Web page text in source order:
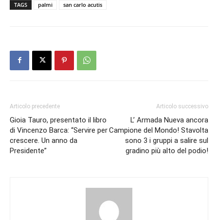
TAGS palmi san carlo acutis
Articolo precedente
Gioia Tauro, presentato il libro
di Vincenzo Barca: “Servire per
crescere. Un anno da
Presidente”
Articolo successivo
L’ Armada Nueva ancora
Campione del Mondo! Stavolta
sono 3 i gruppi a salire sul
gradino più alto del podio!